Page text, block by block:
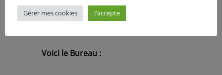
Voici le Bureau :
Gérer mes cookies J'accepte